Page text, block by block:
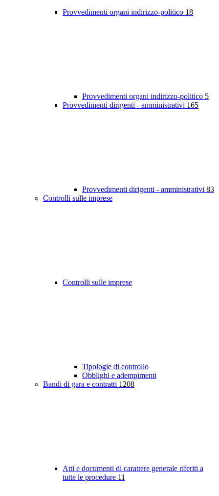
Provvedimenti organi indirizzo-politico 18
Provvedimenti organi indirizzo-politico 5
Provvedimenti dirigenti - amministrativi 165
Provvedimenti dirigenti - amministrativi 83
Controlli sulle imprese
Controlli sulle imprese
Tipologie di controllo
Obblighi e adempimenti
Bandi di gara e contratti 1208
Atti e documenti di carattere generale riferiti a
tutte le procedure 11